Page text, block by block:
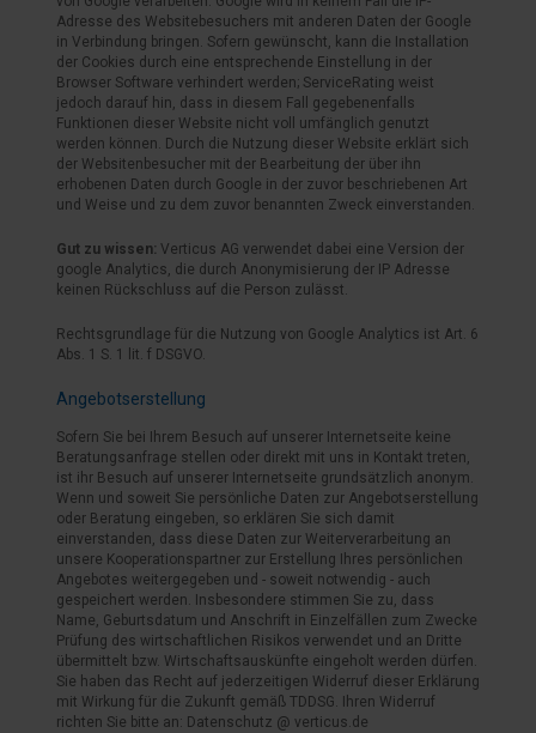
Adresse des Websitebesuchers mit anderen Daten der Google
in Verbindung bringen. Sofern gewünscht, kann die Installation
der Cookies durch eine entsprechende Einstellung in der
Browser Software verhindert werden; ServiceRating weist
jedoch darauf hin, dass in diesem Fall gegebenenfalls
Funktionen dieser Website nicht voll umfänglich genutzt
werden können. Durch die Nutzung dieser Website erklärt sich
der Websitenbesucher mit der Bearbeitung der über ihn
erhobenen Daten durch Google in der zuvor beschriebenen Art
und Weise und zu dem zuvor benannten Zweck einverstanden.
Gut zu wissen: Verticus AG verwendet dabei eine Version der
google Analytics, die durch Anonymisierung der IP Adresse
keinen Rückschluss auf die Person zulässt.
Rechtsgrundlage für die Nutzung von Google Analytics ist Art. 6
Abs. 1 S. 1 lit. f DSGVO.
Angebotserstellung
Sofern Sie bei Ihrem Besuch auf unserer Internetseite keine
Beratungsanfrage stellen oder direkt mit uns in Kontakt treten,
ist ihr Besuch auf unserer Internetseite grundsätzlich anonym.
Wenn und soweit Sie persönliche Daten zur Angebotserstellung
oder Beratung eingeben, so erklären Sie sich damit
einverstanden, dass diese Daten zur Weiterverarbeitung an
unsere Kooperationspartner zur Erstellung Ihres persönlichen
Angebotes weitergegeben und - soweit notwendig - auch
gespeichert werden. Insbesondere stimmen Sie zu, dass
Name, Geburtsdatum und Anschrift in Einzelfällen zum Zwecke
Prüfung des wirtschaftlichen Risikos verwendet und an Dritte
übermittelt bzw. Wirtschaftsauskünfte eingeholt werden dürfen.
Sie haben das Recht auf jederzeitigen Widerruf dieser Erklärung
mit Wirkung für die Zukunft gemäß TDDSG. Ihren Widerruf
richten Sie bitte an: Datenschutz @ verticus.de